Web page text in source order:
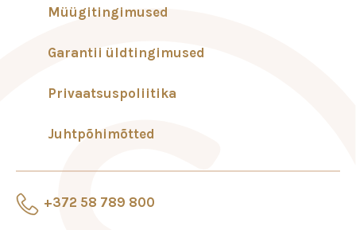
+372 58 789 800
Müügitingimused
Garantii üldtingimused
Privaatsuspoliitika
Juhtpõhimõtted